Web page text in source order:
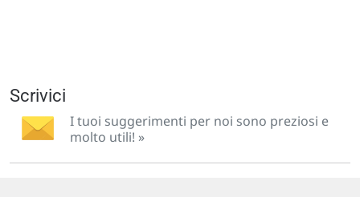
Scrivici
I tuoi suggerimenti per noi sono preziosi e
molto utili! »